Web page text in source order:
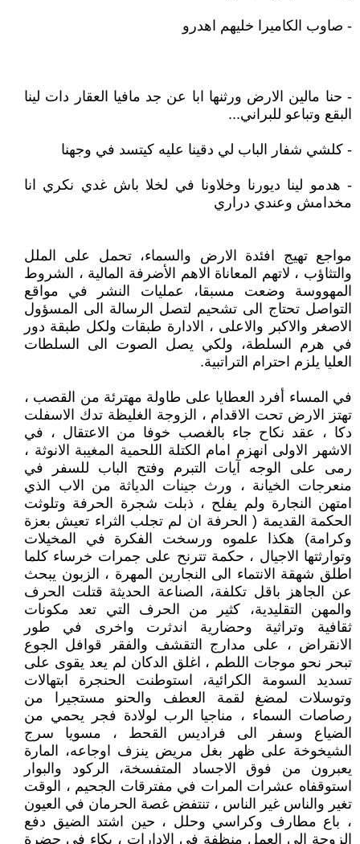
- صاوب الكاميرا خليهم اهدرو
- حنا مالين الارض ورثنها ابا عن جد مافيا العقار دات لينا
البقع وتباعو للبراني...
- كلشي شفار الباب لي دقينا عليه كيتسد في وجهنا
- هدمو لينا ديورنا وخلاونا في لخلا باش غدي نكري انا
مخدامش وعندي دراري
مواجع تهيج افئدة الارض والسماء، تحمل على الملل
والتثاؤب ، لاتهم المعاناة الاهم الأضرفة المالية ، الشروط
المهووسة وضعت مسبقا، عمليات النشر في مواقع
التواصل تحتاج الى تشحيم لتصل الرسالة الى المسؤول
الاصغر والاكبر والاعلى ، الادارة طبقات ولكل طبقة دور
في هرم السلطة، ولكي يصل الصوت الى السلطات
العليا يلزم احترام التراتبية.
في المساء أفرد العطايا على طاولة مهترئة من القصب ،
تهتز الارض تحت الاقدام ، الزوجة الغليظة تدك الاسفلت
دكا ، عقد نكاح جاء بالغصب خوفا من الاعتقال ، في
الاشهر الاولى انهزم امام الكتلة اللحمية المغيبة الانوثة ،
رمى على الوجه آيات التبرم وفتح الباب للسفر في
منعرجات الخيانة ، ورث جينات الدياثة من الاب الذي
امتهن النجارة ولم يفلح ، ذبلت شجرة الحرفة وتلوثت
الحكمة القديمة ( الحرفة ان لم تجلب الثراء تعيش بعزة
وكرامة) هكذا علموه ورسخت الفكرة في المخيلات
وتوارثتها الاجيال ، حكمة تترنح على جمرات خرساء كلما
اطلق شهقة الانتماء الى النجارين المهرة ، الزبون يبحث
عن الجاهز باقل تكلفة، الصناعة الحديثة قتلت الحرف
والمهن التقليدية، كثير من الحرف التي تعد مكونات
ثقافية وتراثية وحضارية اندثرت واخرى في طور
الانقراض ، على مدارج التقشف والفقر قوافل الجوع
تبحر نحو موجات اللطم ، اغلق الدكان لم يعد يقوى على
تسديد السومة الكرائية، استوطنت الحنجرة ابتهالات
وتوسلات لمضغ لقمة العطف والحنو مستجيرا من
رصاصات السماء ، مناجيا الرب لولادة فجر يحمي من
الضياع وسفر الى فراديس القحط ، مسويا سرج
الشيخوخة على ظهر بغل مريض ينزف اوجاعه، المارة
يعبرون من فوق الاجساد المتفسخة، الركود والبوار
استوقفاه عشرات المرات في مفترقات الجحيم ، الوقت
تغير والناس غير الناس ، تنتفض غصة الحرمان في العيون
، باع مطارف وكراسي وحلل ، حين اشتد الضيق دفع
الزوجة الى العمل منظفة في الادارات ، بكاء في حضرة